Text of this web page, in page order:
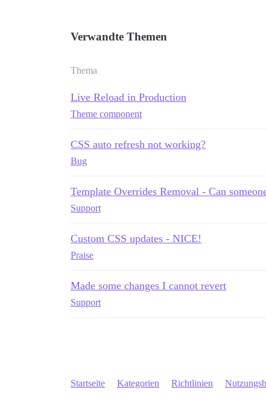
Verwandte Themen
Thema
Live Reload in Production
Theme component
CSS auto refresh not working?
Bug
Template Overrides Removal - Can
Support
Custom CSS updates - NICE!
Praise
Made some changes I cannot revert
Support
Startseite Kategorien Richtlinien